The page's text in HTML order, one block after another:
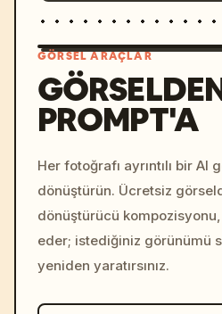
GÖRSEL ARAÇLAR
PROMPT'A
Her fotoğrafı ayrıntılı bir AI
dönüştürün. Ücretsiz
dönüştürücü kompozisyonu,
eder; istediğiniz görünümü
yeniden yaratırsınız.